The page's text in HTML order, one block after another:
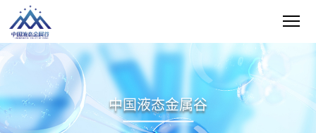
中国液态金属谷